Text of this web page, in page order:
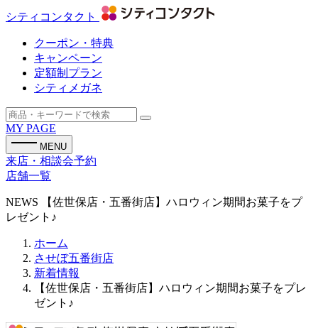
シティコンタクト
クーポン・特典
キャンペーン
定額制プラン
シティメガネ
MY PAGE
MENU
来店・相談会予約
店舗一覧
NEWS
【佐世保店・五番街店】ハロウィン期間お菓子をプ
レゼント♪
ホーム
させぼ五番街店
新着情報
【佐世保店・五番街店】ハロウィン期間お菓子をプレ
ゼント♪